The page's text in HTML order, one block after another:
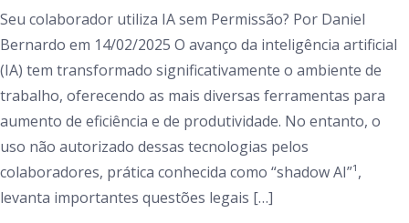
Seu colaborador utiliza IA sem Permissão? Por Daniel
Bernardo em 14/02/2025 O avanço da inteligência artificial
(IA) tem transformado significativamente o ambiente de
trabalho, oferecendo as mais diversas ferramentas para
aumento de eficiência e de produtividade. No entanto, o
uso não autorizado dessas tecnologias pelos
colaboradores, prática conhecida como “shadow AI”¹,
levanta importantes questões legais […]